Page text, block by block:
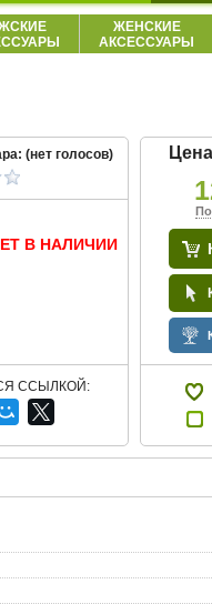
ЖЕНСКИЕ
АКСЕССУАРЫ
(нет голосов)
В НАЛИЧИИ
ССЫЛКОЙ: